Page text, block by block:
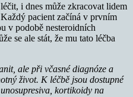
i dnes může zkracovat lidem
pacient začíná v prvním
v podobě nesteroidních
se ale stát, že mu tato léčba
ale při včasné diagnóze a
život. K léčbě jsou dostupné
kortikoidy na